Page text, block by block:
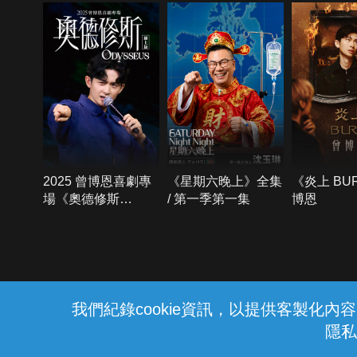
我們紀錄cookie資訊，以提供客製化內
隱
2025 曾博恩喜劇專
場《奧德修斯
《星期六晚上》全集
/ 第一季第一集
《炎上
博恩